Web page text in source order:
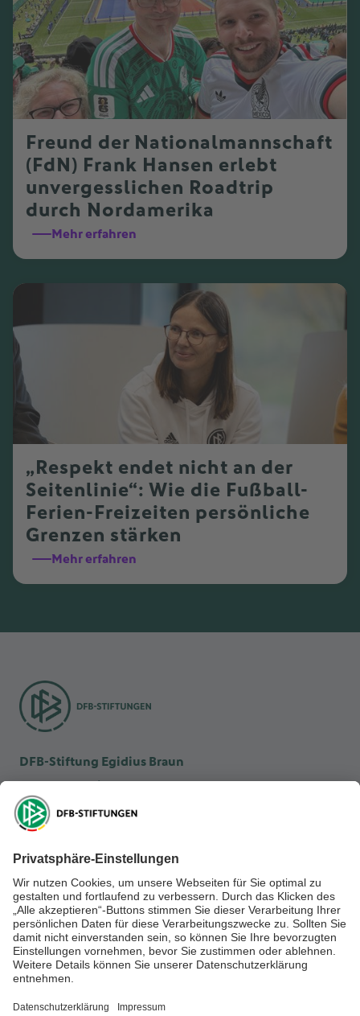
Freund der Nationalmannschaft
(FdN) Frank Hansen erlebt
unvergesslichen Roadtrip
durch Nordamerika
Mehr erfahren
„Respekt endet nicht an der
Seitenlinie“: Wie die Fußball-
Ferien-Freizeiten persönliche
Grenzen stärken
Mehr erfahren
DFB-Stiftung Egidius Braun
DFB-Stiftung Sepp Herberger
NEWSLETTER ABONNIEREN
Anmelden